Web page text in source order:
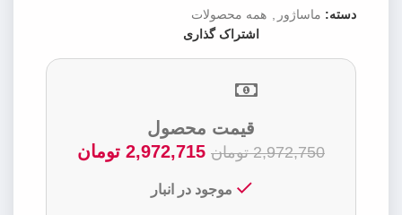
دسته: ماساژور
همه محصولات
اشتراک گذاری
قیمت محصول
2,972,750 تومان 2,972,715 تومان
موجود در انبار